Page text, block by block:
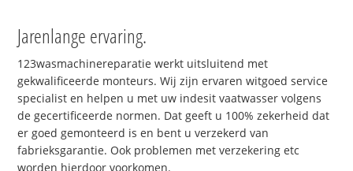
Jarenlange ervaring.
123wasmachinereparatie werkt uitsluitend met
gekwalificeerde monteurs. Wij zijn ervaren witgoed service
specialist en helpen u met uw indesit vaatwasser volgens
de gecertificeerde normen. Dat geeft u 100% zekerheid dat
er goed gemonteerd is en bent u verzekerd van
fabrieksgarantie. Ook problemen met verzekering etc
worden hierdoor voorkomen.